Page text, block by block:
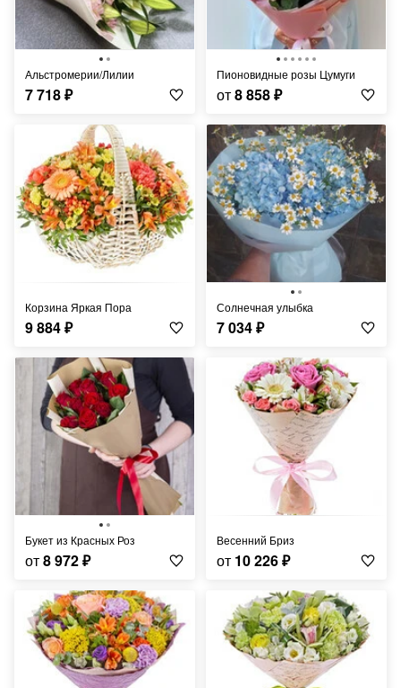
Альстромерии/Лилии
7 718₽
Пионовидные розы Цумуги
от8 858₽
Корзина Яркая Пора
9 884₽
Солнечная улыбка
7 034₽
Букет из Красных Роз
от8 972₽
Весенний Бриз
от 10 226₽